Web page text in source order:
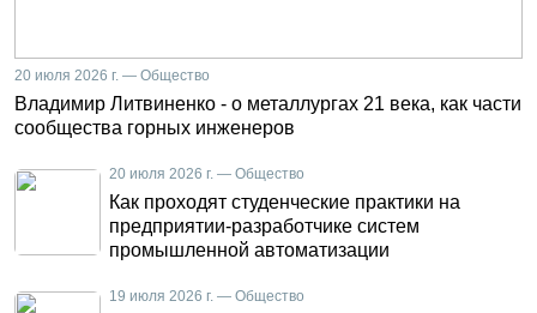
20 июля 2026 г. — Общество
Владимир Литвиненко - о металлургах 21 века, как части
сообщества горных инженеров
20 июля 2026 г. — Общество
Как проходят студенческие практики на
предприятии-разработчике систем
промышленной автоматизации
19 июля 2026 г. — Общество